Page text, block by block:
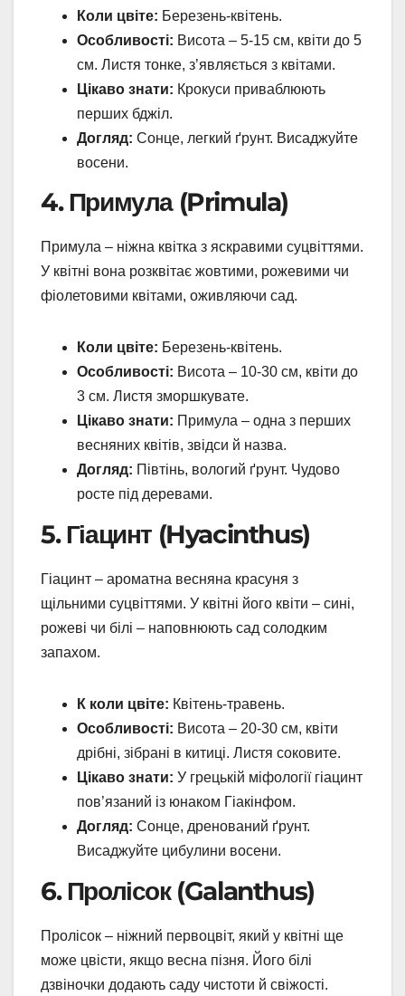
Коли цвіте: Березень-квітень.
Особливості: Висота – 5-15 см, квіти до 5
см. Листя тонке, з’являється з квітами.
Цікаво знати: Крокуси приваблюють
перших бджіл.
Догляд: Сонце, легкий ґрунт. Висаджуйте
восени.
4. Примула (Primula)
Примула – ніжна квітка з яскравими суцвіттями.
У квітні вона розквітає жовтими, рожевими чи
фіолетовими квітами, оживляючи сад.
Коли цвіте: Березень-квітень.
Особливості: Висота – 10-30 см, квіти до
3 см. Листя зморшкувате.
Цікаво знати: Примула – одна з перших
весняних квітів, звідси й назва.
Догляд: Півтінь, вологий ґрунт. Чудово
росте під деревами.
5. Гіацинт (Hyacinthus)
Гіацинт – ароматна весняна красуня з
щільними суцвіттями. У квітні його квіти – сині,
рожеві чи білі – наповнюють сад солодким
запахом.
К коли цвіте: Квітень-травень.
Особливості: Висота – 20-30 см, квіти
дрібні, зібрані в китиці. Листя соковите.
Цікаво знати: У грецькій міфології гіацинт
пов’язаний із юнаком Гіакінфом.
Догляд: Сонце, дренований ґрунт.
Висаджуйте цибулини восени.
6. Пролісок (Galanthus)
Пролісок – ніжний первоцвіт, який у квітні ще
може цвісти, якщо весна пізня. Його білі
дзвіночки додають саду чистоти й свіжості.